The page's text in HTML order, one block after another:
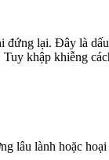
đứng lại. Đây là
khập khiễng
lâu lành hoặc